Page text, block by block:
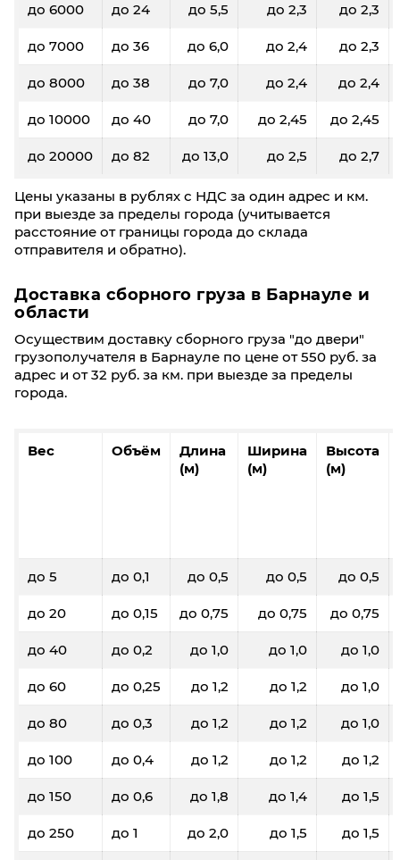
до 6000 до 24 до 5,5 до 2,3 до 2,3
до 7000 до 36 до 6,0 до 2,4 до 2,3
до 8000 до 38 до 7,0 до 2,4 до 2,4
до 10000 до 40 до 7,0 до 2,45 до 2,45
до 20000 до 82 до 13,0 до 2,5 до 2,7
Цены указаны в рублях с НДС за один адрес и км.
при выезде за пределы города (учитывается
расстояние от границы города до склада
отправителя и обратно).
Доставка сборного груза в Барнауле и
области
Осуществим доставку сборного груза "до двери"
грузополучателя в Барнауле по цене от 550 руб. за
адрес и от 32 руб. за км. при выезде за пределы
города.
Вес Объём
Длина
(м)
Ширина
(м)
Высота
(м)
до 5 до 0,1 до 0,5 до 0,5 до 0,5
до 20 до 0,15 до 0,75 до 0,75 до 0,75
до 40 до 0,2 до 1,0 до 1,0 до 1,0
до 60 до 0,25 до 1,2 до 1,2 до 1,0
до 80 до 0,3 до 1,2 до 1,2 до 1,0
до 100 до 0,4 до 1,2 до 1,2 до 1,2
до 150 до 0,6 до 1,8 до 1,4 до 1,5
до 250 до 1 до 2,0 до 1,5 до 1,5